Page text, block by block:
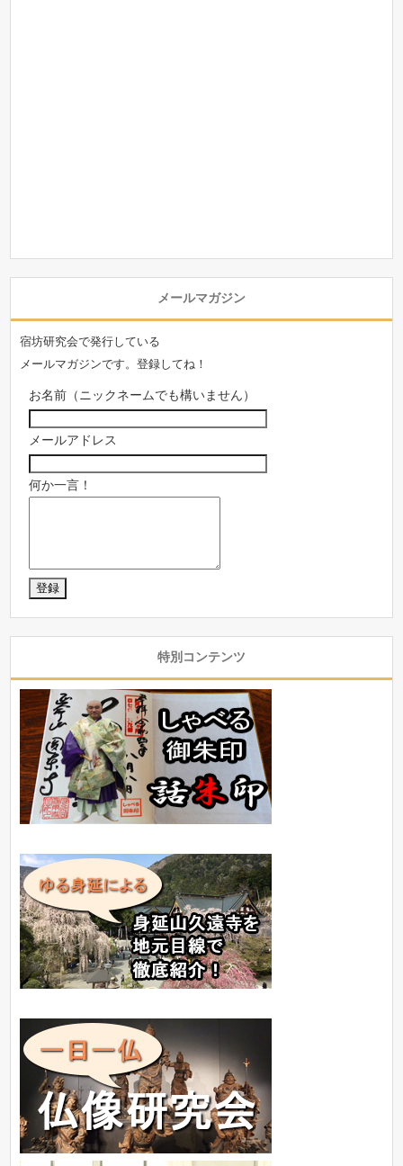
メールマガジン
宿坊研究会で発行している
メールマガジンです。登録してね！
お名前（ニックネームでも構いません）
メールアドレス
何か一言！
特別コンテンツ